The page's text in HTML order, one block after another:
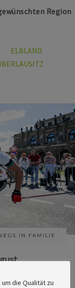
Region
ELBLAND
IN FAMILIE
die Qualität zu